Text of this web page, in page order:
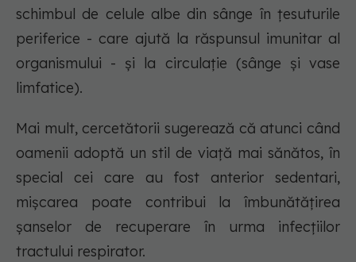
schimbul de celule albe din sânge în țesuturile
periferice - care ajută la răspunsul imunitar al
organismului - și la circulație (sânge și vase
limfatice).
Mai mult, cercetătorii sugerează că atunci când
oamenii adoptă un stil de viață mai sănătos, în
special cei care au fost anterior sedentari,
mișcarea poate contribui la îmbunătățirea
șanselor de recuperare în urma infecțiilor
tractului respirator.